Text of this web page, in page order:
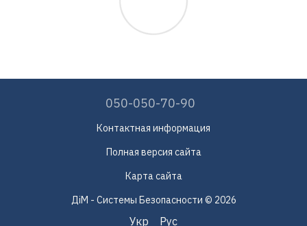
050-050-70-90
Контактная информация
Полная версия сайта
Карта сайта
ДіМ - Системы Безопасности © 2026
Укр Рус